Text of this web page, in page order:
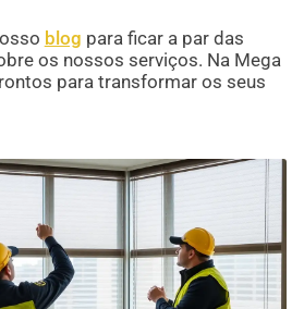
blog para ficar a par das
os nossos serviços. Na Mega
para transformar os seus